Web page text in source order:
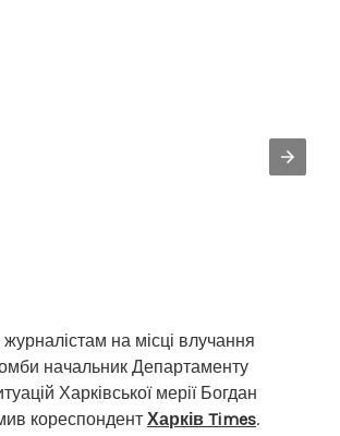
на місці влучання
начальник Департаменту
Харківської мерії Богдан
кореспондент Харків Times.